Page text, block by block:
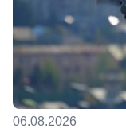
06.08.2026